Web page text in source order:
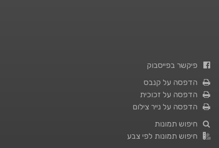
פיקשר בפייסבוק
הדפסה על קנבס
הדפסה על זכוכית
הדפסה על נייר צילום
חיפוש תמונות
חיפוש תמונות לפי צבע